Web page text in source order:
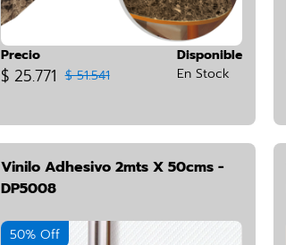
Precio
$ 25.771 $ 51.541
Disponible
En Stock
Vinilo Adhesivo 2mts X 50cms -
DP5008
50% Off